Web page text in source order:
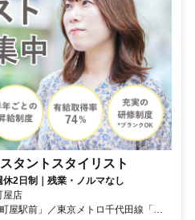
タントスタイリスト
2日制｜残業・ノルマなし
屋店
屋駅前」／東京メトロ千代田線「町